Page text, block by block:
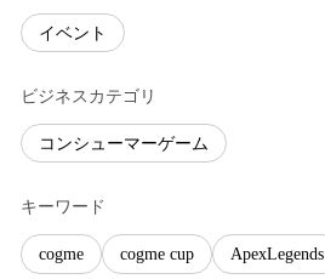
イベント
ビジネスカテゴリ
コンシューマーゲーム
キーワード
cogme cogme cup ApexLegends